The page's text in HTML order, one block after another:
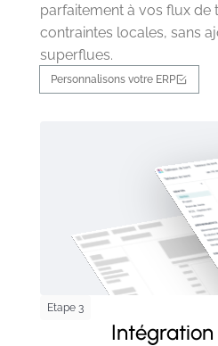
parfaitement à vos flux de
contraintes locales, sans
superflues.
Personnalisons votre ERP
Etape 3
Intégration